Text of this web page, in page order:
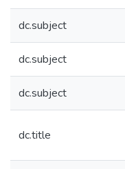
dc.subject
dc.subject
dc.subject
dc.title